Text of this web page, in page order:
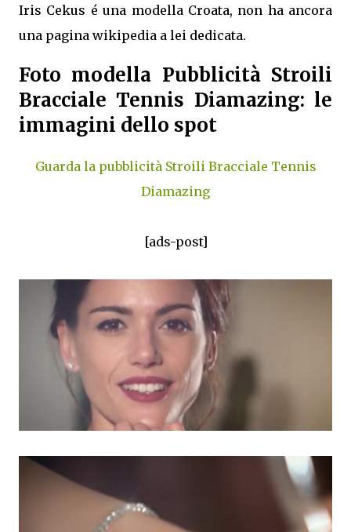
Iris Cekus é una modella Croata, non ha ancora
una pagina wikipedia a lei dedicata.
Foto modella Pubblicità Stroili
Bracciale Tennis Diamazing: le
immagini dello spot
Guarda la pubblicità Stroili Bracciale Tennis
Diamazing
[ads-post]